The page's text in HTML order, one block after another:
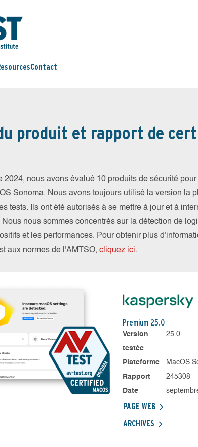
Contact
produit et rapport de
2024, nous avons évalué 10 produits de sécurité
Sonoma. Nous avons toujours utilisé la version la
tests. Ils ont été autorisés à se mettre à jour et à
nous sommes concentrés sur la détection de
et les performances. Pour obtenir plus
aux normes de l'AMTSO, cliquez ici.
Premium 25.0
Version
testée
25.0
Plateforme
MacOS
Rapport
245308
Date
PAGE WEB
ARCHIVES